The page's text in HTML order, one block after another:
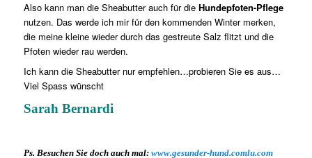
Also kann man die Sheabutter auch für dieHundepfoten-Pflege
nutzen. Das werde ich mir für den kommenden Winter merken,
die meine kleine wieder durch das gestreute Salz flitzt und die
Pfoten wieder rau werden.
Ich kann die Sheabutter nur empfehlen…probieren Sie es aus…
Viel Spass wünscht
Sarah Bernardi
Ps. Besuchen Sie doch auch mal:www.gesunder-hund.comlu.com